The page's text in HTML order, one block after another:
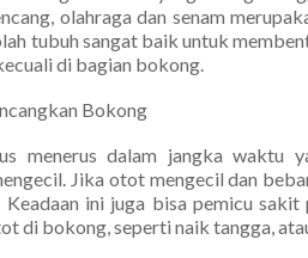
olahraga dan senam
tubuh sangat baik untuk
di bagian bokong.
Bokong
menerus dalam jangka waktu
Jika otot mengecil dan
Keadaan ini juga bisa pemicu
di bokong, seperti naik tangga,